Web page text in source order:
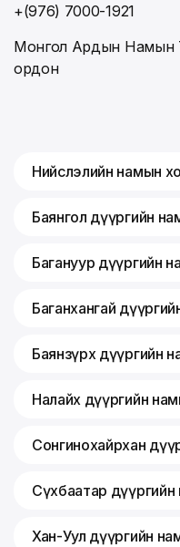
+(976) 7000-1921
Монгол Ардын Намын
ордон
Нийслэлийн намын
Баянгол дүүргийн
Багануур дүүргийн
Баганхангай
Баянзүрх дүүргийн
Налайх дүүргийн
Сонгинохайрхан
Сүхбаатар
Хан-Уул дүүргийн